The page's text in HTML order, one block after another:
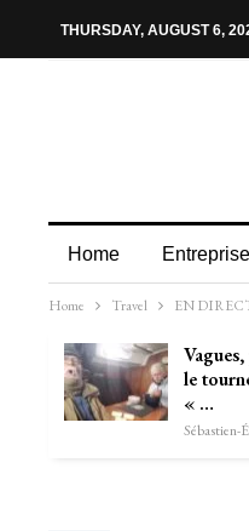
THURSDAY, AUGUST 6,
Home Entreprise
Home Travel EN
le
« …